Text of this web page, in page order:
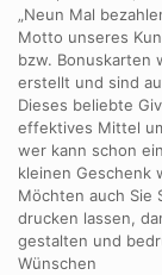
„Neun Mal
Motto unseres
bzw. Bonuskarten
erstellt und sind
Dieses beliebte
effektives Mittel
wer kann schon
kleinen Geschenk
Möchten auch Sie
drucken lassen,
gestalten und
Wünschen